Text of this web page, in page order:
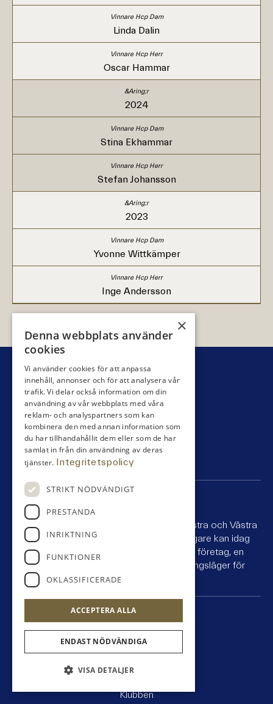
Linda Dalin
Oscar Hammar
2024
Stina Ekhammar
Stefan Johansson
2023
Yvonne Wittkämper
Inge Andersson
Klubben med två fantastiska golfbanor, Östra och Västra
och där du kan bo på banorna. Våra krögare kan idag
erbjuda allt från konferenspaket för ditt företag, en
golfhelg med kompisgänget till ett träningsläger för
juniorlaget.
Bli medlem
Tävling
Boende
Klubben
×
Denna webbplats använder
cookies
Vi använder cookies för att anpassa
innehåll, annonser och för att analysera vår
trafik. Vi delar också information om din
användning av vår webbplats med våra
reklam- och analyspartners som kan
kombinera den med annan information som
du har tillhandahållit dem eller som de har
samlat in från din användning av deras
tjänster. Integritetspolicy
STRIKT NÖDVÄNDIGT
PRESTANDA
INRIKTNING
FUNKTIONER
OKLASSIFICERADE
ACCEPTERA ALLA
ENDAST NÖDVÄNDIGA
VISA DETALJER